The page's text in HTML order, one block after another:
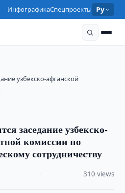
ИнфографикаСпецпроекты Ру
узбекско-афганской
заседание узбекско-
комиссии по
сотрудничеству
310 views